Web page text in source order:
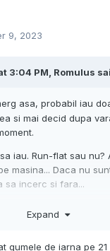
9, 2023
3:04 PM, Romulus
asa, probabil iau
si mai decid dupa
iau. Run-flat sau nu?
masina... Daca nu
sa incerc si fara...
Expand
gumele de iarna pe 21